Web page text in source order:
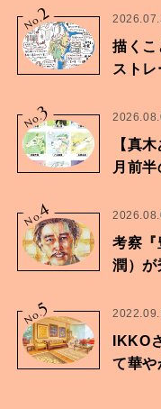
No.2
描く
スト
No.3
【真
月前
No.4
考察『
潤）が
No.5
IKKO
て華や